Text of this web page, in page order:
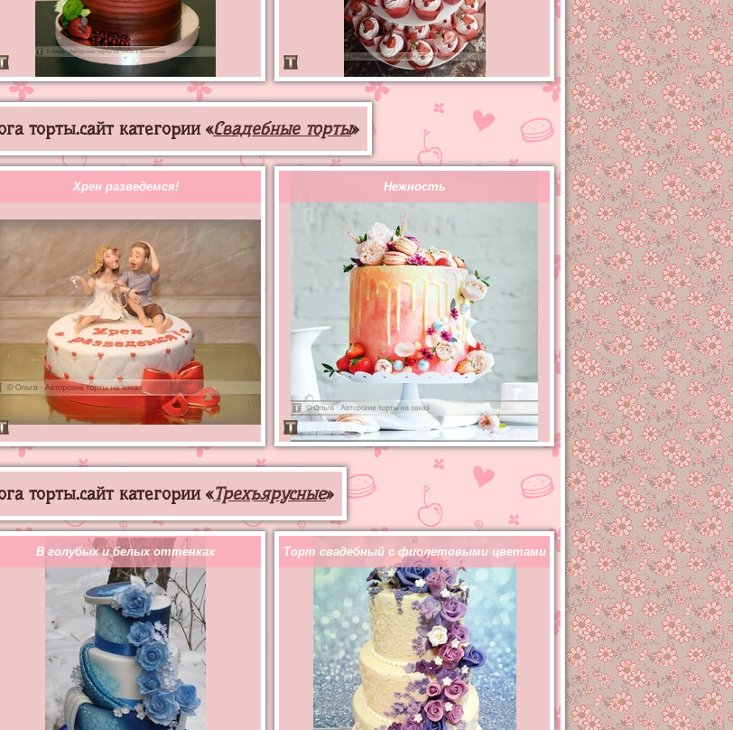
торты.сайт категории «Свадебные торты»
Хрен разведемся! Нежность
торты.сайт категории «Трехъярусные»
В голубых и белых оттенках Торт свадебный с фиолетовыми цветами